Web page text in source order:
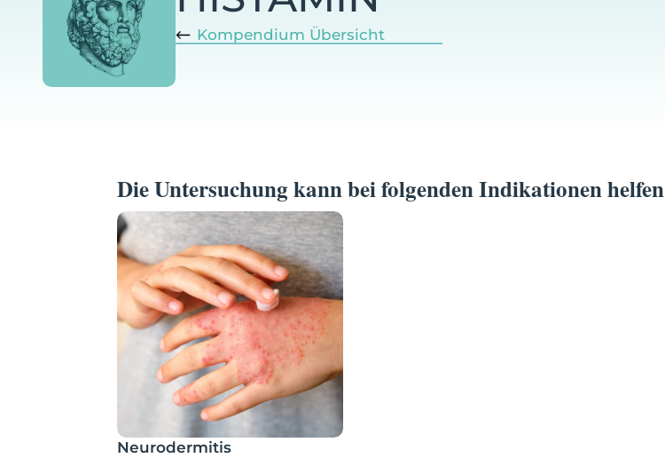
Kompendium Übersicht
Die Untersuchung kann bei folgenden Indikationen helfen
Neurodermitis